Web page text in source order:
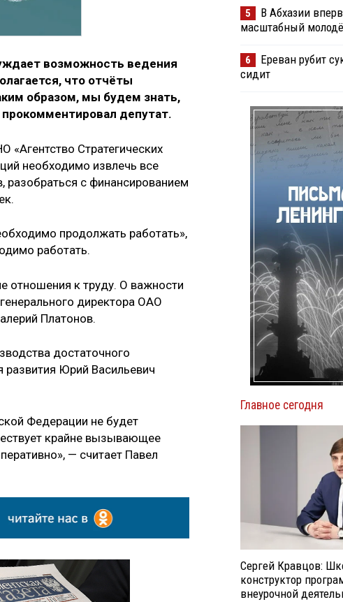
возможность ведения
что отчёты
образом, мы будем знать,
депутат.
Стратегических
необходимо извлечь все
с финансированием
продолжать работать»,
работать.
отношения к труду. О важности
директора ОАО
Платонов.
достаточного
Юрий Васильевич
Федерации не будет
крайне вызывающее
— считает Павел
5
В Абхазии
масштабный
6
Ереван рубит
сидит
Главное сегодня
Сергей Кравцов:
конструктор
внеурочной